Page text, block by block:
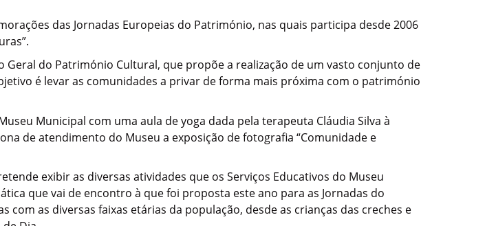
das Jornadas Europeias do Património, nas quais participa desde 2006
Geral do Património Cultural, que propõe a realização de um vasto conjunto de
é levar as comunidades a privar de forma mais próxima com o património
Municipal com uma aula de yoga dada pela terapeuta Cláudia Silva à
de atendimento do Museu a exposição de fotografia “Comunidade e
exibir as diversas atividades que os Serviços Educativos do Museu
que vai de encontro à que foi proposta este ano para as Jornadas do
as diversas faixas etárias da população, desde as crianças das creches e